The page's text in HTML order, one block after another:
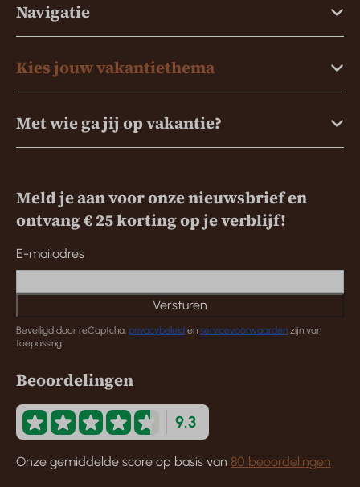
Navigatie
Kies jouw vakantiethema
Met wie ga jij op vakantie?
Meld je aan voor onze nieuwsbrief en
ontvang € 25 korting op je verblijf!
E-mailadres
Versturen
Beveiligd door reCaptcha, privacybeleid en servicevoorwaarden zijn van
toepassing.
Beoordelingen
9.3
Onze gemiddelde score op basis van 80 beoordelingen